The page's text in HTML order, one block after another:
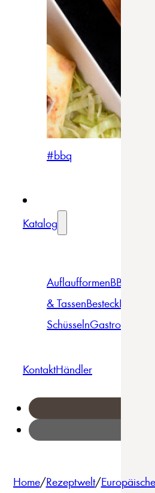
#bbq
Katalog
AuflaufformenBBQ
& TassenBesteckBowls &
SchüsselnGastro
KontaktHändler
Home/Rezeptwelt/